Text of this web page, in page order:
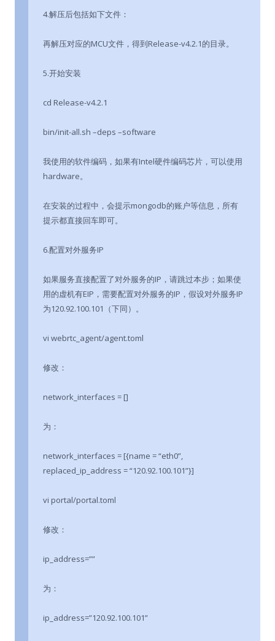
4.解压后包括如下文件：
再解压对应的MCU文件，得到Release-v4.2.1的目录。
5.开始安装
cd Release-v4.2.1
bin/init-all.sh –deps –software
我使用的软件编码，如果有Intel硬件编码芯片，可以使用
hardware。
在安装的过程中，会提示mongodb的账户等信息，所有
提示都直接回车即可。
6.配置对外服务IP
如果服务直接配置了对外服务的IP，请跳过本步；如果使
用的虚机有EIP，需要配置对外服务的IP，假设对外服务IP
为120.92.100.101（下同）。
vi webrtc_agent/agent.toml
修改：
network_interfaces = []
为：
network_interfaces = [{name = “eth0”,
replaced_ip_address = “120.92.100.101”}]
vi portal/portal.toml
修改：
ip_address=””
为：
ip_address=”120.92.100.101”